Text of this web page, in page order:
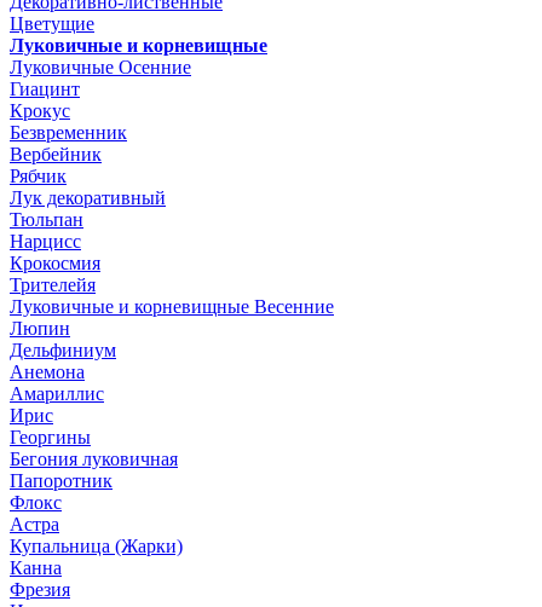
Цветущие
Луковичные и корневищные
Луковичные Осенние
Гиацинт
Крокус
Безвременник
Вербейник
Рябчик
Лук декоративный
Тюльпан
Нарцисс
Крокосмия
Трителейя
Луковичные и корневищные Весенние
Люпин
Дельфиниум
Анемона
Амариллис
Ирис
Георгины
Бегония луковичная
Папоротник
Флокс
Астра
Купальница (Жарки)
Канна
Фрезия